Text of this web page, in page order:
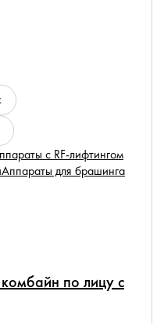
с RF-лифтингом
Аппараты для брашинга
по лицу с